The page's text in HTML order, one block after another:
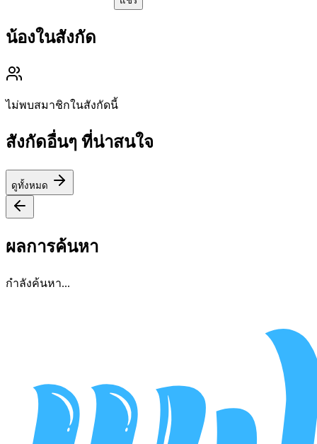
น้องในสังกัด
ไม่พบสมาชิกในสังกัดนี้
สังกัดอื่นๆ ที่น่าสนใจ
ดูทั้งหมด
ผลการค้นหา
กำลังค้นหา...